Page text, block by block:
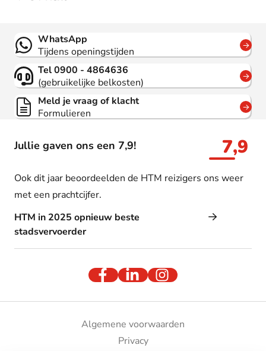
Jullie gaven ons een 7,9! 7,9
Ook dit jaar beoordeelden de HTM reizigers ons weer
met een prachtcijfer.
HTM in 2025 opnieuw beste
stadsvervoerder
Contact
WhatsApp
Tijdens openingstijden
Tel 0900 - 4864636
(gebruikelijke belkosten)
Meld je vraag of klacht
Formulieren
Algemene voorwaarden
Privacy